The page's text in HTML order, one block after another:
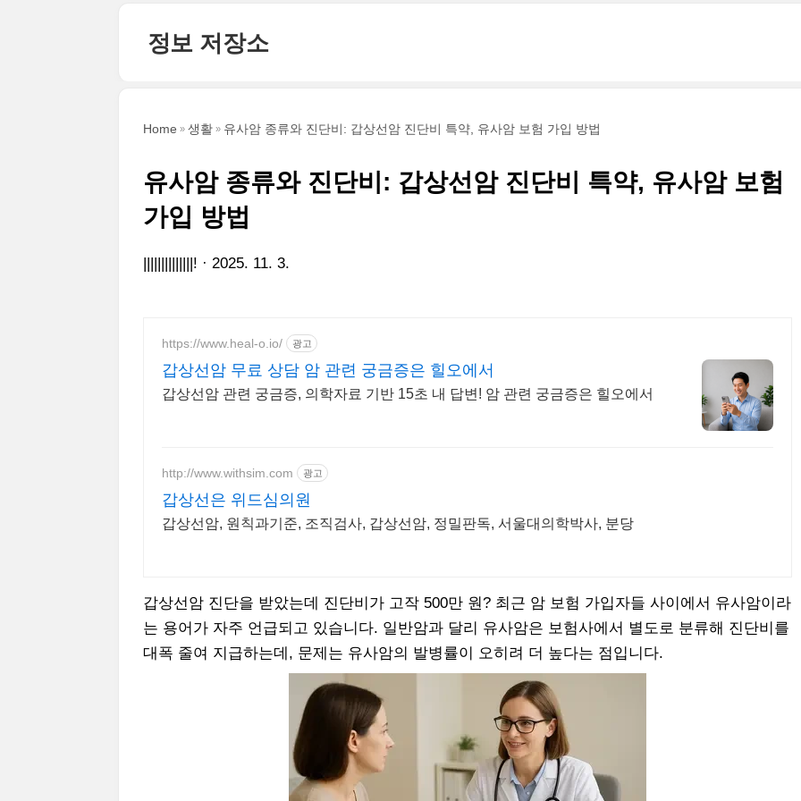
정보 저장소
Home 생활 유사암 종류와 진단비: 갑상선암 진단비 특약, 유사암 보험 가입 방법
유사암 종류와 진단비: 갑상선암 진단비 특약, 유사암 보험
가입 방법
||||||||||||||! 2025. 11. 3.
https://www.heal-o.io/ 광고
갑상선암 무료 상담 암 관련 궁금증은 힐오에서
갑상선암 관련 궁금증, 의학자료 기반 15초 내 답변! 암 관련 궁금증은 힐오에서
http://www.withsim.com 광고
갑상선은 위드심의원
갑상선암, 원칙과기준, 조직검사, 갑상선암, 정밀판독, 서울대의학박사, 분당
갑상선암 진단을 받았는데 진단비가 고작 500만 원? 최근 암 보험 가입자들 사이에서 유사암이라
는 용어가 자주 언급되고 있습니다. 일반암과 달리 유사암은 보험사에서 별도로 분류해 진단비를
대폭 줄여 지급하는데, 문제는 유사암의 발병률이 오히려 더 높다는 점입니다.